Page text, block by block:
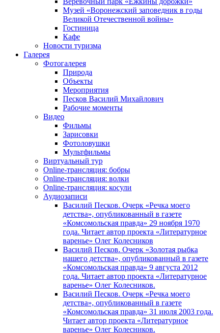
Музей «Воронежский заповедник в годы
Великой Отечественной войны»
Гостиница
Кафе
Новости туризма
Галерея
Фотогалерея
Природа
Объекты
Мероприятия
Песков Василий Михайлович
Рабочие моменты
Видео
Фильмы
Зарисовки
Фотоловушки
Мультфильмы
Виртуальный тур
Online-трансляция: бобры
Online-трансляция: волки
Online-трансляция: косули
Аудиозаписи
Василий Песков. Очерк «Речка моего
детства», опубликованный в газете
«Комсомольская правда» 29 ноября 1970
года. Читает автор проекта «Литературное
варенье» Олег Колесников
Василий Песков. Очерк «Золотая рыбка
нашего детства», опубликованный в газете
«Комсомольская правда» 9 августа 2012
года. Читает автор проекта «Литературное
варенье» Олег Колесников.
Василий Песков. Очерк «Речка моего
детства», опубликованный в газете
«Комсомольская правда» 31 июля 2003 года.
Читает автор проекта «Литературное
варенье» Олег Колесников.